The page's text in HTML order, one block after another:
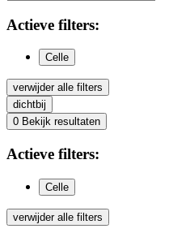
Actieve filters:
Celle
verwijder alle filters
dichtbij
0 Bekijk resultaten
Actieve filters:
Celle
verwijder alle filters